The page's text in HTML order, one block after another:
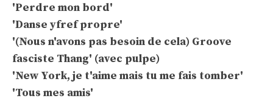
'Perdre mon bord'
'Danse yfref propre'
'(Nous n'avons pas besoin de cela) Groove
fasciste Thang' (avec pulpe)
'New York, je t'aime mais tu me fais tomber'
'Tous mes amis'